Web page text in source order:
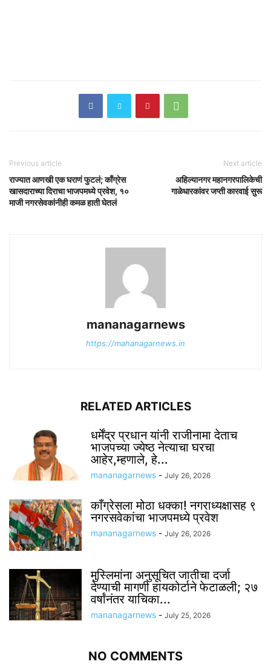
Previous article
राज्यात आणखी एक घराणं फुटलं; काँग्रेस
खासदाराच्या दिराचा भाजपमध्ये प्रवेश, १०
माजी नगरसेवकांनीही कमळ हाती घेतलं
Next article
अहिल्यानगर महानगरपालिकेची
गाळेधारकांवर जप्ती कारवाई सुरू
mananagarnews
https://mahanagarnews.in
RELATED ARTICLES
धर्मेंद्र प्रधान यांनी राजीनामा देताच
भाजपच्या ज्येष्ठ नेत्याचा घरचा
आहेर,म्हणाले, हे...
mananagarnews - July 26, 2026
काँग्रेसला मोठा धक्का! नगराध्यक्षासह ९
नगरसवेकांचा भाजपमध्ये प्रवेश
mananagarnews - July 26, 2026
मुस्लिमांना अनुसूचित जातीचा दर्जा
देण्याची मागणी हायकोर्टाने फेटाळली; २७
वर्षांनंतर याचिका...
mananagarnews - July 25, 2026
NO COMMENTS